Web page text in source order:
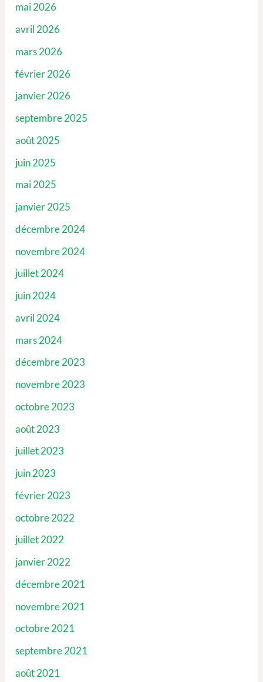
mai 2026
avril 2026
mars 2026
février 2026
janvier 2026
septembre 2025
août 2025
juin 2025
mai 2025
janvier 2025
décembre 2024
novembre 2024
juillet 2024
juin 2024
avril 2024
mars 2024
décembre 2023
novembre 2023
octobre 2023
août 2023
juillet 2023
juin 2023
février 2023
octobre 2022
juillet 2022
janvier 2022
décembre 2021
novembre 2021
octobre 2021
septembre 2021
août 2021